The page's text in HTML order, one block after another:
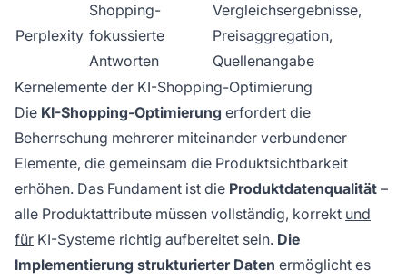
Perplexity
Shopping-
fokussierte
Antworten
Vergleichsergebnisse,
Preisaggregation,
Quellenangabe
Kernelemente der KI-Shopping-Optimierung
Die KI-Shopping-Optimierung erfordert die
Beherrschung mehrerer miteinander verbundener
Elemente, die gemeinsam die Produktsichtbarkeit
erhöhen. Das Fundament ist die Produktdatenqualität –
alle Produktattribute müssen vollständig, korrekt und
für KI-Systeme richtig aufbereitet sein. Die
Implementierung strukturierter Daten ermöglicht es